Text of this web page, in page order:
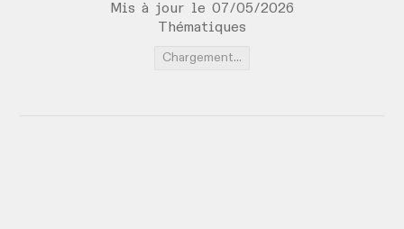
Mis à jour le 07/05/2026
Thématiques
Chargement...